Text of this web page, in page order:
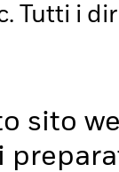
Tutti i
sito